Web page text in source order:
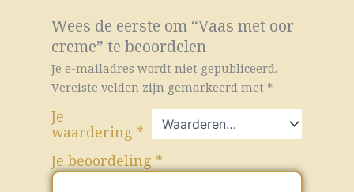
Wees de eerste om “Vaas met oor
creme” te beoordelen
Je e-mailadres wordt niet gepubliceerd.
Vereiste velden zijn gemarkeerd met *
Je
waardering *
Je beoordeling *